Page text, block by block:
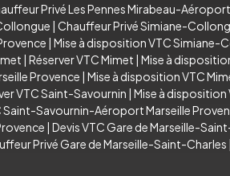
Privé Les Pennes Mirabeau-
| Chauffeur Privé Simiane-
| Mise à disposition VTC
| Réserver VTC Mimet | Mise à
Provence | Mise à disposition VTC
VTC Saint-Savournin | Mise à
Saint-Savournin-Aéroport Marseille
| Devis VTC Gare de Marseille-
Privé Gare de Marseille-Saint-Charles |